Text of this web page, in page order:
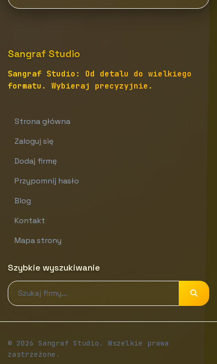
Sangraf Studio
Sangraf Studio: Od detalu do wielkiego
formatu. Wybieraj precyzyjnie.
Strona główna
Zaloguj się
Dodaj firmę
Przypomnij hasło
Blog
Kontakt
Mapa strony
Szybkie wyszukiwanie
© 2026 Sangraf Studio. Wszelkie prawa
zastrzeżone.